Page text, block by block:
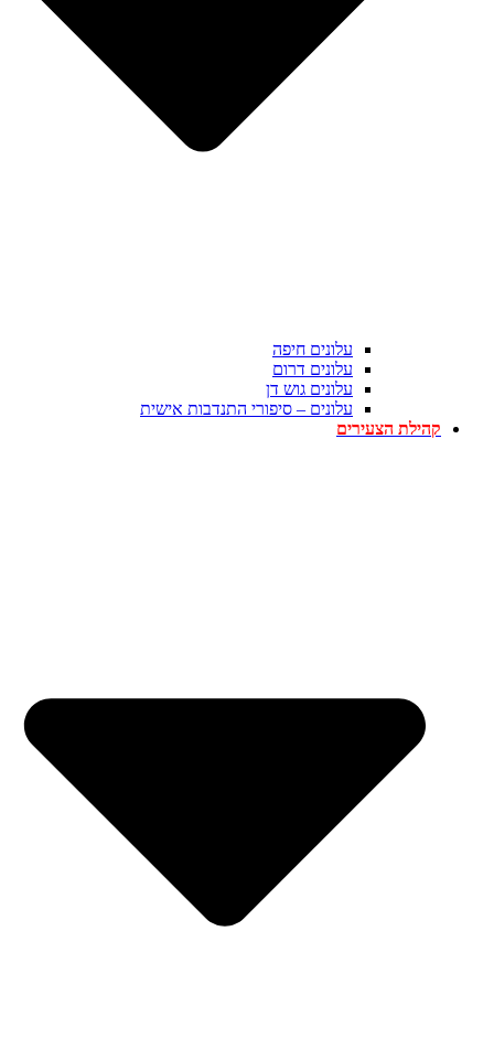
עלונים חיפה
עלונים דרום
עלונים גוש דן
עלונים – סיפורי התנדבות אישית
קהילת הצעירים